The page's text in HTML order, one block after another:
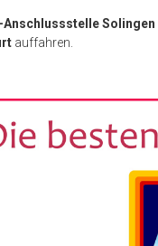
Anschlussstelle Solingen
auffahren.